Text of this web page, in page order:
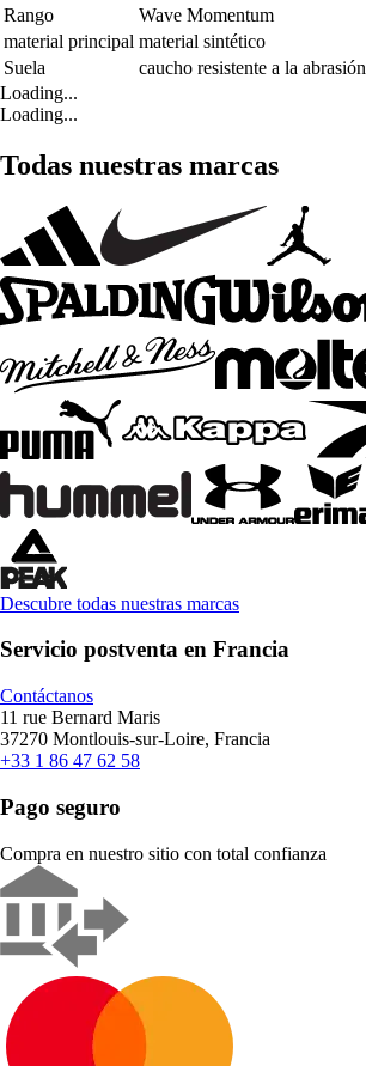
Rango
Wave Momentum
material principal material sintético
Suela
caucho resistente a la abrasión
Loading...
Loading...
Todas nuestras marcas
Descubre todas nuestras marcas
Servicio postventa en Francia
Contáctanos
11 rue Bernard Maris
37270 Montlouis-sur-Loire, Francia
+33 1 86 47 62 58
Pago seguro
Compra en nuestro sitio con total confianza